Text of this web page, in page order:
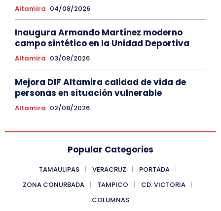
Altamira 04/08/2026
Inaugura Armando Martínez moderno
campo sintético en la Unidad Deportiva
Altamira 03/08/2026
Mejora DIF Altamira calidad de vida de
personas en situación vulnerable
Altamira 02/08/2026
Popular Categories
TAMAULIPAS VERACRUZ
PORTADA
ZONA CONURBADA
TAMPICO
CD. VICTORIA
COLUMNAS